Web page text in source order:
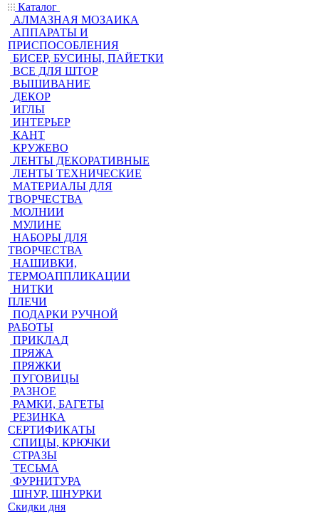
Каталог
АЛМАЗНАЯ МОЗАИКА
АППАРАТЫ И
ПРИСПОСОБЛЕНИЯ
БИСЕР, БУСИНЫ, ПАЙЕТКИ
ВСЕ ДЛЯ ШТОР
ВЫШИВАНИЕ
ДЕКОР
ИГЛЫ
ИНТЕРЬЕР
КАНТ
КРУЖЕВО
ЛЕНТЫ ДЕКОРАТИВНЫЕ
ЛЕНТЫ ТЕХНИЧЕСКИЕ
МАТЕРИАЛЫ ДЛЯ
ТВОРЧЕСТВА
МОЛНИИ
МУЛИНЕ
НАБОРЫ ДЛЯ
ТВОРЧЕСТВА
НАШИВКИ,
ТЕРМОАППЛИКАЦИИ
НИТКИ
ПЛЕЧИ
ПОДАРКИ РУЧНОЙ
РАБОТЫ
ПРИКЛАД
ПРЯЖА
ПРЯЖКИ
ПУГОВИЦЫ
РАЗНОЕ
РАМКИ, БАГЕТЫ
РЕЗИНКА
СЕРТИФИКАТЫ
СПИЦЫ, КРЮЧКИ
СТРАЗЫ
ТЕСЬМА
ФУРНИТУРА
ШНУР, ШНУРКИ
Скидки дня